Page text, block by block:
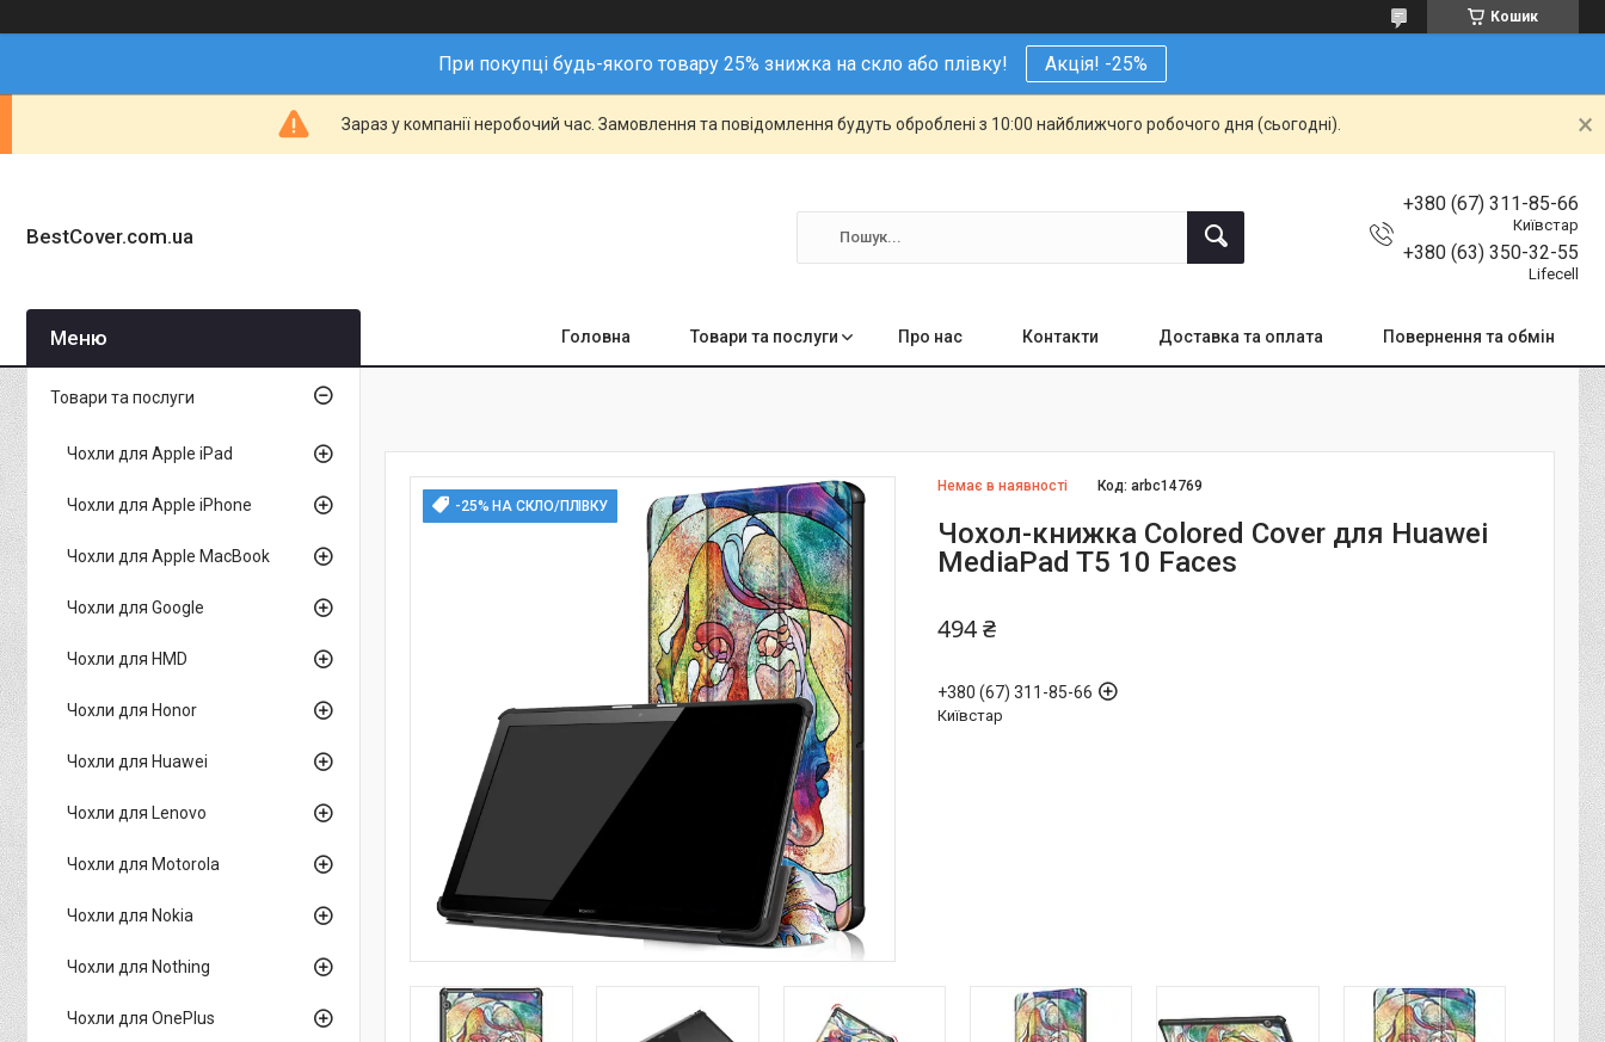
Кошик
При покупці будь-якого товару 25% знижка на скло або плівку! Акція! -25%
Зараз у компанії неробочий час. Замовлення та повідомлення будуть оброблені з 10:00 найближчого робочого дня (сьогодні).
BestCover.com.ua
+380 (67) 311-85-66
Київстар
+380 (63) 350-32-55
Lifecell
Головна Товари та послуги Про нас Контакти Доставка та оплата Повернення та обмін
-25% НА СКЛО/ПЛІВКУ
Немає в наявності Код:arbc14769
Чохол-книжка Colored Cover для Huawei
MediaPad T5 10 Faces
494 ₴
+380 (67) 311-85-66
Київстар
Товари та послуги
Чохли для Apple iPad
Чохли для Apple iPhone
Чохли для Apple MacBook
Чохли для Google
Чохли для HMD
Чохли для Honor
Чохли для Huawei
Чохли для Lenovo
Чохли для Motorola
Чохли для Nokia
Чохли для Nothing
Чохли для OnePlus